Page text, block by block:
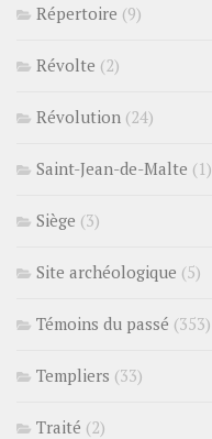
Répertoire (9)
Révolte (2)
Révolution (24)
Saint-Jean-de-Malte (1)
Siège (3)
Site archéologique (5)
Témoins du passé (353)
Templiers (33)
Traité (2)